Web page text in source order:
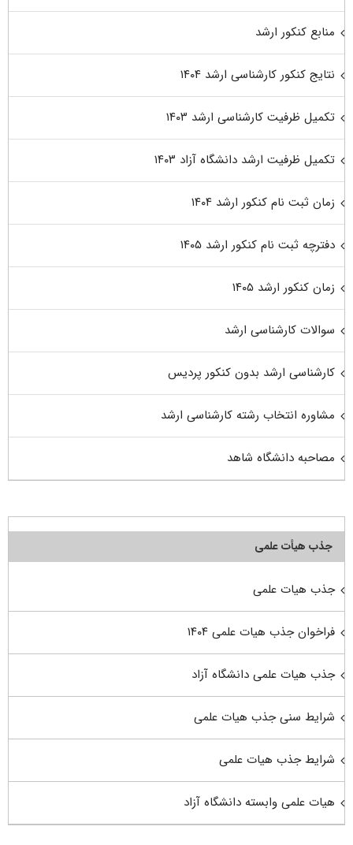
منابع کنکور ارشد
نتایج کنکور کارشناسی ارشد ۱۴۰۴
تکمیل ظرفیت کارشناسی ارشد ۱۴۰۳
تکمیل ظرفیت ارشد دانشگاه آزاد ۱۴۰۳
زمان ثبت نام کنکور ارشد ۱۴۰۴
دفترچه ثبت نام کنکور ارشد ۱۴۰۵
زمان کنکور ارشد ۱۴۰۵
سوالات کارشناسی ارشد
کارشناسی ارشد بدون کنکور پردیس
مشاوره انتخاب رشته کارشناسی ارشد
مصاحبه دانشگاه شاهد
جذب هیأت علمی
جذب هیات علمی
فراخوان جذب هیات علمی ۱۴۰۴
جذب هیات علمی دانشگاه آزاد
شرایط سنی جذب هیات علمی
شرایط جذب هیات علمی
هیات علمی وابسته دانشگاه آزاد